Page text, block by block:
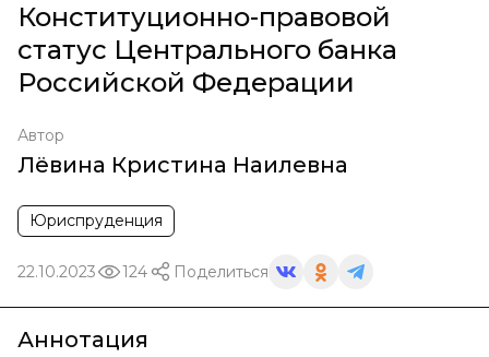
Конституционно-правовой
статус Центрального банка
Российской Федерации
Автор
Лёвина Кристина Наилевна
Юриспруденция
22.10.2023 124 Поделиться
Аннотация